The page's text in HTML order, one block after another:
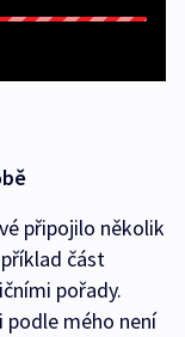
připojilo několik
část
pořady.
mého není